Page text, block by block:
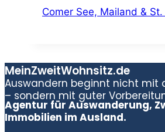
Comer See, Mailand &
MeinZweitWohnsitz.de
Auswandern beginnt nicht mit
– sondern mit guter
Agentur für Auswanderung,
Immobilien im Ausland.